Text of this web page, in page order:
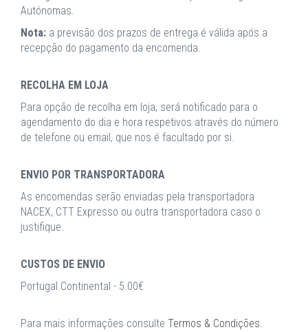
Autónomas.
Nota: a previsão dos prazos de entrega é válida após a
recepção do pagamento da encomenda.
RECOLHA EM LOJA
Para opção de recolha em loja, será notificado para o
agendamento do dia e hora respetivos através do número
de telefone ou email, que nos é facultado por si.
ENVIO POR TRANSPORTADORA
As encomendas serão enviadas pela transportadora
NACEX, CTT Expresso ou outra transportadora caso o
justifique.
CUSTOS DE ENVIO
Portugal Continental - 5.00€
Para mais informações consulte Termos & Condições.